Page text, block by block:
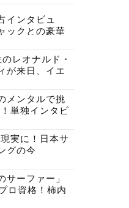
インタビュ
ックとの豪華
ョン
レオナルド・
が来日、イエ
後の独占イン
メンタルで挑
単独インタビ
実に！日本サ
グの今
サーファー」
ロ資格！柿内